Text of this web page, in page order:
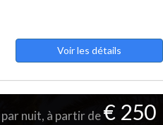
Voir les détails
par nuit, à partir de€ 250